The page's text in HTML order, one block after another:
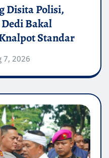
Disita Polisi,
Bakal
Standar
7, 2026